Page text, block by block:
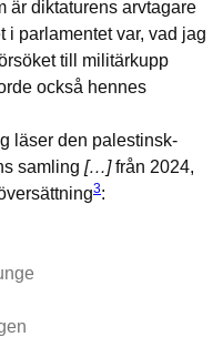
är diktaturens arvtagare
i parlamentet var, vad jag
till militärkupp
också hennes
läser den palestinsk-
samling […]från 2024,
3: